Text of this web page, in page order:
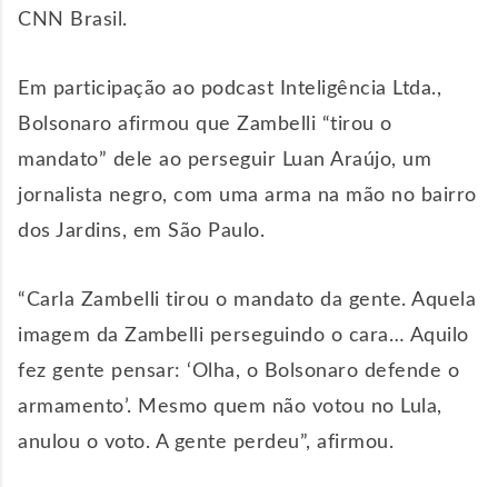
CNN Brasil.
Em participação ao podcast Inteligência Ltda.,
Bolsonaro afirmou que Zambelli “tirou o
mandato” dele ao perseguir Luan Araújo, um
jornalista negro, com uma arma na mão no bairro
dos Jardins, em São Paulo.
“Carla Zambelli tirou o mandato da gente. Aquela
imagem da Zambelli perseguindo o cara… Aquilo
fez gente pensar: ‘Olha, o Bolsonaro defende o
armamento’. Mesmo quem não votou no Lula,
anulou o voto. A gente perdeu”, afirmou.